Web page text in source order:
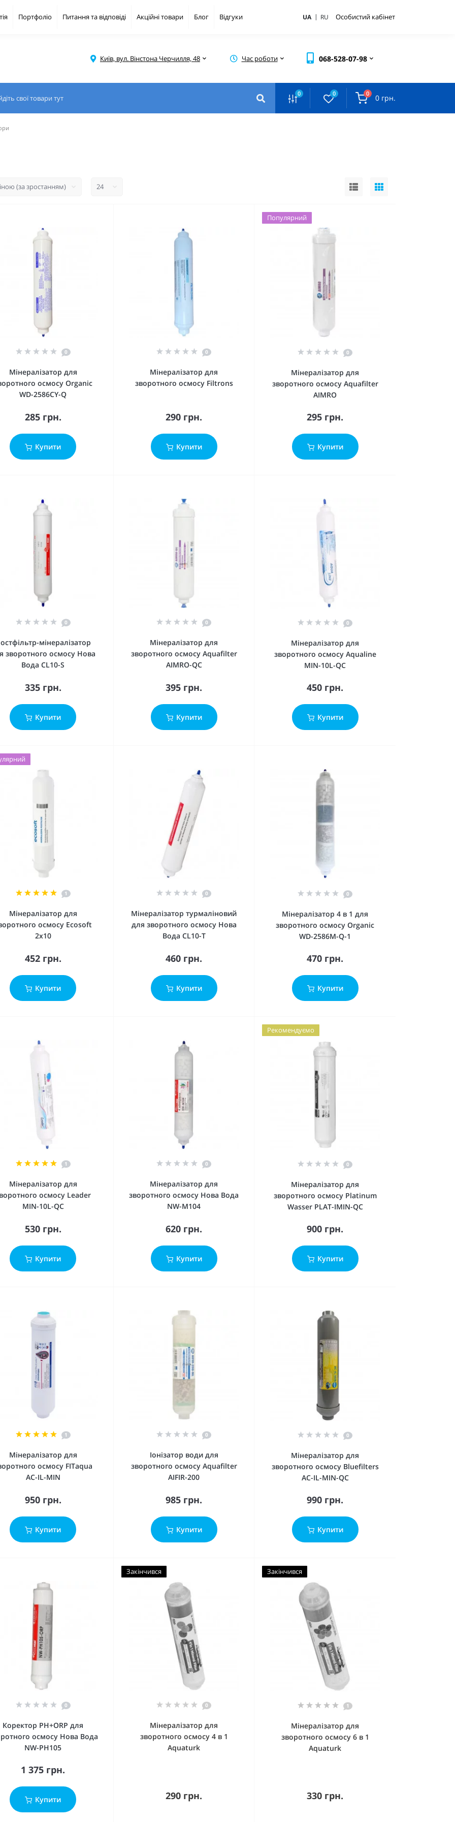
Портфоліо Питання та відповіді Акційні товари Блог Відгуки UA | RU Особистий кабінет
Київ, вул. Вінстона Черчилля, 48 Час роботи 068-528-07-98
0 0 0 0 грн.
0
Мінералізатор для
осмосу Organic
WD-2586CY-Q
285 грн.
Купити
0
Мінералізатор для
зворотного осмосу Filtrons
290 грн.
Купити
Популярний
0
Мінералізатор для
зворотного осмосу Aquafilter
AIMRO
295 грн.
Купити
0
мінералізатор
зворотного осмосу Нова
Вода CL10-S
335 грн.
Купити
0
Мінералізатор для
зворотного осмосу Aquafilter
AIMRO-QC
395 грн.
Купити
0
Мінералізатор для
зворотного осмосу Aqualine
МIN-10L-QC
450 грн.
Купити
1
Мінералізатор для
осмосу Ecosoft
2х10
452 грн.
Купити
0
Мінералізатор турмаліновий
для зворотного осмосу Нова
Вода CL10-T
460 грн.
Купити
0
Мінералізатор 4 в 1 для
зворотного осмосу Organic
WD-2586M-Q-1
470 грн.
Купити
1
Мінералізатор для
осмосу Leader
MIN-10L-QC
530 грн.
Купити
0
Мінералізатор для
зворотного осмосу Нова Вода
NW-M104
620 грн.
Купити
Рекомендуємо
0
Мінералізатор для
зворотного осмосу Platinum
Wasser PLAT-IMIN-QC
900 грн.
Купити
1
Мінералізатор для
осмосу FITaqua
AC-IL-MIN
950 грн.
Купити
0
Іонізатор води для
зворотного осмосу Aquafilter
AIFIR-200
985 грн.
Купити
0
Мінералізатор для
зворотного осмосу Bluefilters
AC-IL-MIN-QC
990 грн.
Купити
0
Коректор PH+ORP для
осмосу Нова Вода
NW-PH105
1 375 грн.
Купити
Закінчився
0
Мінералізатор для
зворотного осмосу 4 в 1
Aquaturk
290 грн.
Закінчився
1
Мінералізатор для
зворотного осмосу 6 в 1
Aquaturk
330 грн.